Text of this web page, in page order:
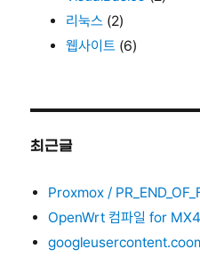
리눅스 (2)
웹사이트 (6)
최근글
Proxmox /
OpenWrt 컴파일 for
googleusercontent.coom